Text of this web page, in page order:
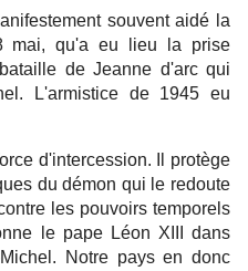
souvent aidé la
mai, qu'a eu lieu la prise
de Jeanne d'arc qui
L'armistice de 1945 eu
d'intercession. Il protège
du démon qui le redoute
les pouvoirs temporels
le pape Léon XIII dans
Notre pays en donc